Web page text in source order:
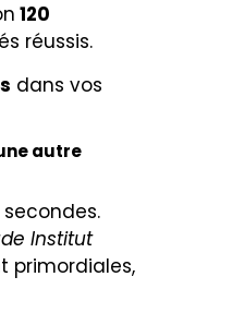
120
réussis.
dans vos
autre
Institut
primordiales,